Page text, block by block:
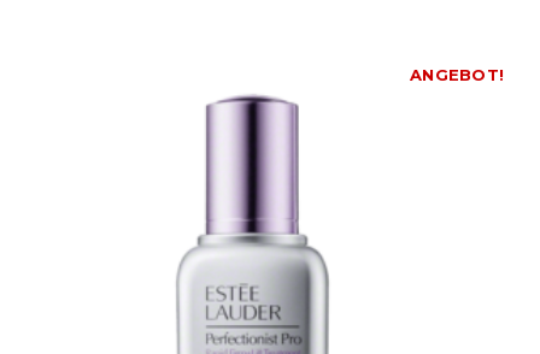
ANGEBOT!